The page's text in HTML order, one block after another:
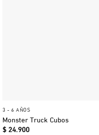
3 - 6 AÑOS
Monster Truck Cubos
$24.900